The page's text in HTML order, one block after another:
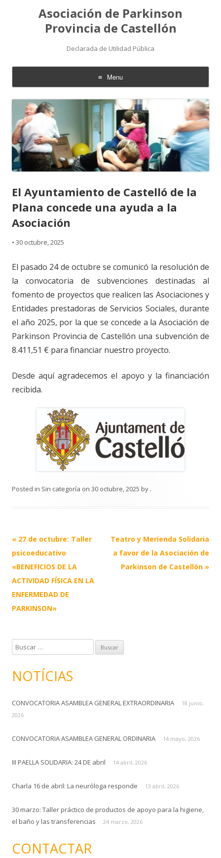
Asociación de Parkinson
Provincia de Castellón
Declarada de Utilidad Pública
Menu
Skip
to
content
El Ayuntamiento de Castelló de la
Plana concede una ayuda a la
Asociación
• 30 octubre, 2025
El pasado 24 de octubre se comunicó la resolución de
la convocatoria de subvenciones destinadas al
fomento de proyectos que realicen las Asociaciones y
Entidades prestadoras de Servicios Sociales, durante
el año 2025, por la que se concede a la Asociación de
Parkinson Provincia de Castellón una subvención de
8.411,51 € para financiar nuestro proyecto.
Desde aquí agradecemos el apoyo y la financiación
recibida.
Posted in Sin categoría on 30 octubre, 2025 by .
Post
navigation
« 27 de octubre: Taller
psicoeducativo
«BENEFICIOS DE LA
ACTIVIDAD FÍSICA EN LA
ENFERMEDAD DE
PARKINSON»
Teatro y Merienda Solidaria
a favor de la Asociación de
Parkinson de Castellón »
u
c
r
:
NOTÍCIAS
CONVOCATORIA ASAMBLEA GENERAL EXTRAORDINARIA
18 junio,
2026
CONVOCATORIA ASAMBLEA GENERAL ORDINARIA 14 mayo, 2026
III PAELLA SOLIDARIA: 24 DE abril 14 abril, 2026
Charla 16 de abril: La neuróloga responde 13 abril, 2026
30 marzo: Taller práctico de productos de apoyo para la higiene,
el baño y las transferencias
24 marzo, 2026
CONTACTAR